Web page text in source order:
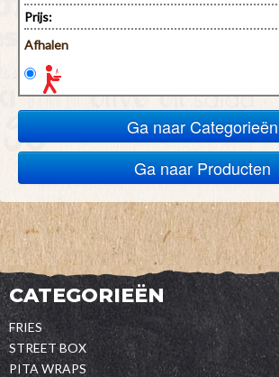
Prijs:
Afhalen
Ga naar Categorieën
Ga naar Producten
CATEGORIEËN
FRIES
STREET BOX
PITA WRAPS